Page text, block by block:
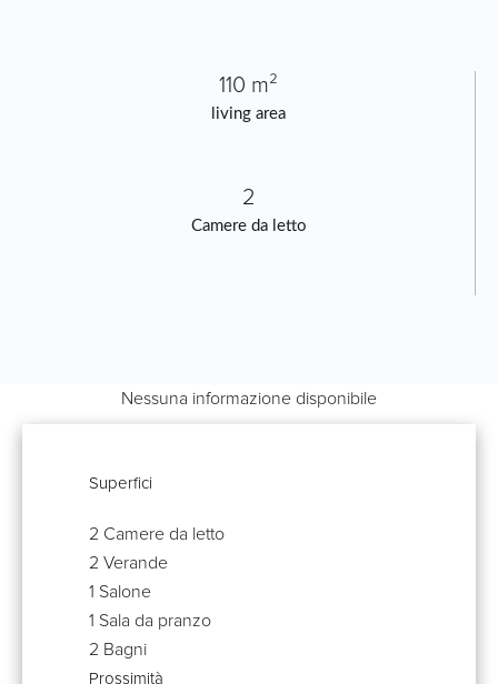
living area
110 m²
Camere da letto
2
Nessuna informazione disponibile
Superfici
2 Camere da letto
2 Verande
1 Salone
1 Sala da pranzo
2 Bagni
Prossimità